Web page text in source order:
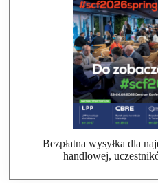
Bezpłatna wysyłka dla
handlowej,